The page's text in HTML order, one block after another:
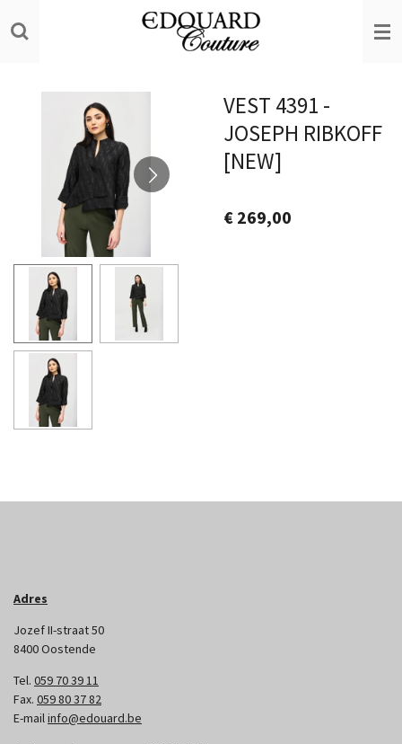
direct
hoofdinhoud
VEST 4391 -
JOSEPH RIBKOFF
[NEW]
€ 269,00
Adres
Jozef II-straat 50
8400 Oostende
Tel. 059 70 39 11
Fax. 059 80 37 82
E-mailinfo@edouard.be